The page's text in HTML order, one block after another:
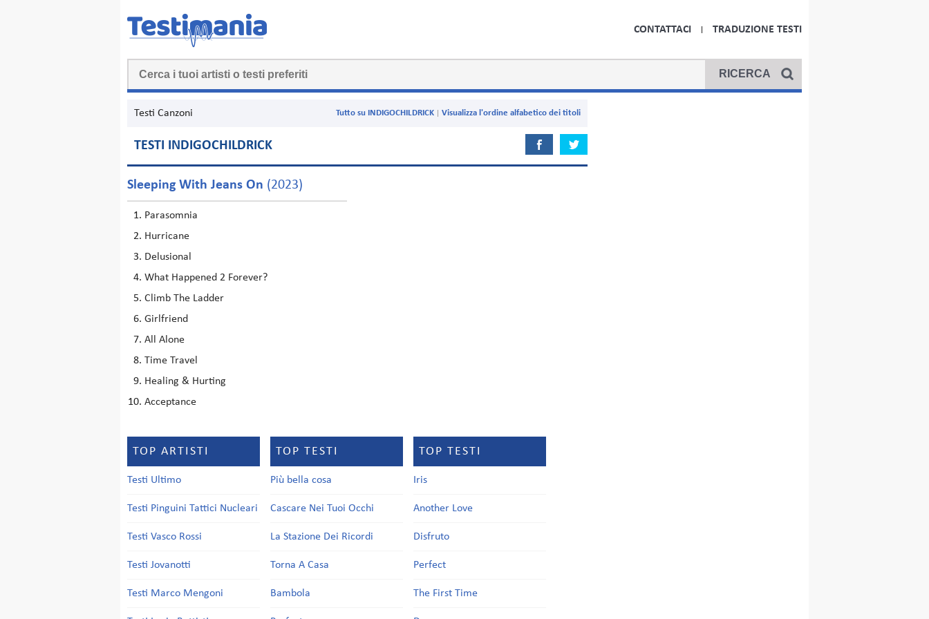
CONTATTACI TRADUZIONE TESTI
Testi Canzoni Visualizza l'ordine alfabetico dei titoli
Tutto su INDIGOCHILDRICK
TESTI INDIGOCHILDRICK
Sleeping With Jeans On (2023)
Parasomnia
Hurricane
Delusional
What Happened 2 Forever?
Climb The Ladder
Girlfriend
All Alone
Time Travel
Healing & Hurting
Acceptance
TOP ARTISTI
Testi Ultimo
Testi Pinguini Tattici Nucleari
Testi Vasco Rossi
Testi Jovanotti
Testi Marco Mengoni
TOP TESTI
Più bella cosa
Cascare Nei Tuoi Occhi
La Stazione Dei Ricordi
Torna A Casa
Bambola
TOP TESTI
Iris
Another Love
Disfruto
Perfect
The First Time